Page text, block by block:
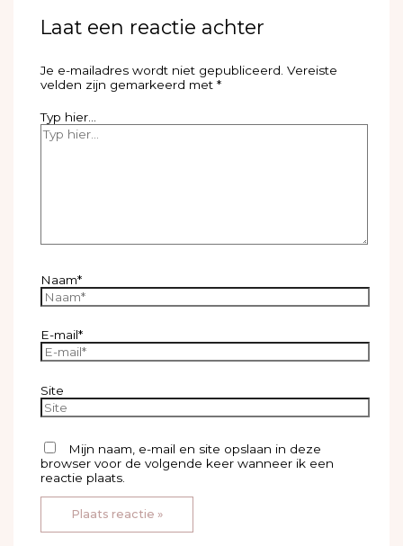
Laat een reactie achter
Je e-mailadres wordt niet gepubliceerd. Vereiste
velden zijn gemarkeerd met *
Typ hier...
Naam*
E-mail*
Site
Mijn naam, e-mail en site opslaan in deze
browser voor de volgende keer wanneer ik een
reactie plaats.